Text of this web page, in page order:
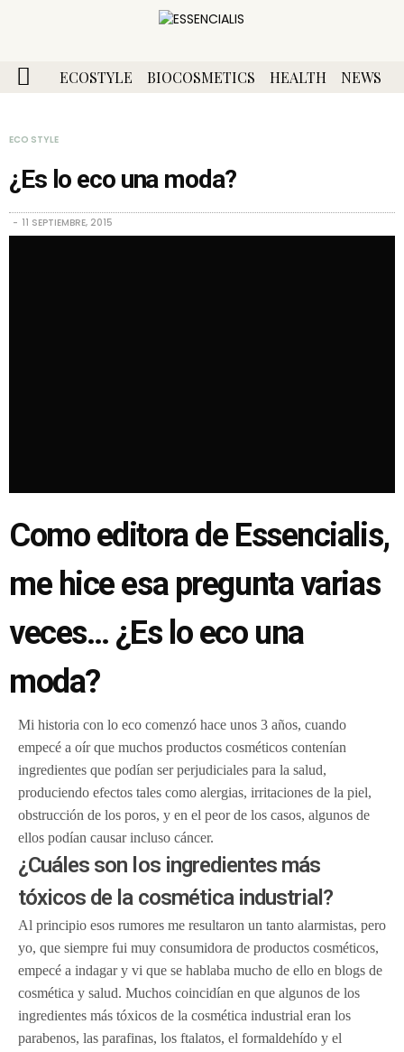
ECOSTYLE BIOCOSMETICS HEALTH NEWS
ECO STYLE
¿Es lo eco una moda?
11 SEPTIEMBRE, 2015
Como editora de Essencialis,
me hice esa pregunta varias
veces… ¿Es lo eco una
moda?
Mi historia con lo eco comenzó hace unos 3 años, cuando
empecé a oír que muchos productos cosméticos contenían
ingredientes que podían ser perjudiciales para la salud,
produciendo efectos tales como alergias, irritaciones de la piel,
obstrucción de los poros, y en el peor de los casos, algunos de
ellos podían causar incluso cáncer.
¿Cuáles son los ingredientes más
tóxicos de la cosmética industrial?
Al principio esos rumores me resultaron un tanto alarmistas, pero
yo, que siempre fui muy consumidora de productos cosméticos,
empecé a indagar y vi que se hablaba mucho de ello en blogs de
cosmética y salud. Muchos coincidían en que algunos de los
ingredientes más tóxicos de la cosmética industrial eran los
parabenos, las parafinas, los ftalatos, el formaldehído y el